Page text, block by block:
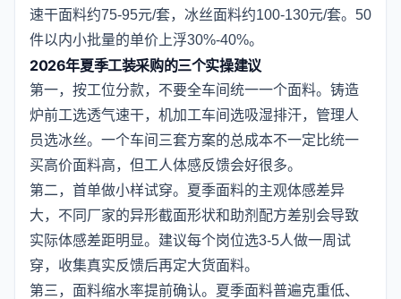
速干面料约75-95元/套，冰丝面料约100-130元/套。50
件以内小批量的单价上浮30%-40%。
2026年夏季工装采购的三个实操建议
第一，按工位分款，不要全车间统一一个面料。铸造
炉前工选透气速干，机加工车间选吸湿排汗，管理人
员选冰丝。一个车间三套方案的总成本不一定比统一
买高价面料高，但工人体感反馈会好很多。
第二，首单做小样试穿。夏季面料的主观体感差异
大，不同厂家的异形截面形状和助剂配方差别会导致
实际体感差距明显。建议每个岗位选3-5人做一周试
穿，收集真实反馈后再定大货面料。
第三，面料缩水率提前确认。夏季面料普遍克重低、